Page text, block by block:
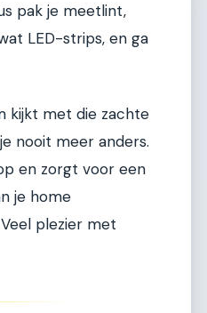
pak je meetlint,
LED-strips, en ga
kijkt met die zachte
nooit meer anders.
en zorgt voor een
je home
plezier met